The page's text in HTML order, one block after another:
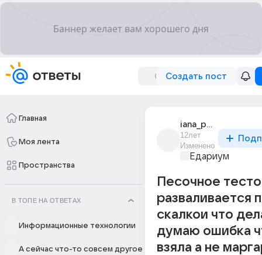
Создать пост
Главная
Моя лента
Пространства
В ТОПЕ НА ОТВЕТАХ
Информационные технологии
А сейчас что-то совсем другое
iana_pavlova_14
12лет
Изменено
Едариум
Песочное тесто
разваливается
скалкои что
думаю ошибка
взяла а не